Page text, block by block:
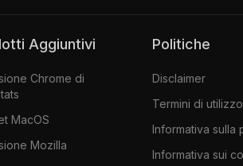
Aggiuntivi
Chrome di
MacOS
Mozilla
Politiche
Disclaimer
Termini di utilizzo
Informativa sulla
Informativa sui